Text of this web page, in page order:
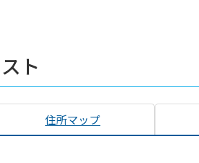
ト
住所マップ